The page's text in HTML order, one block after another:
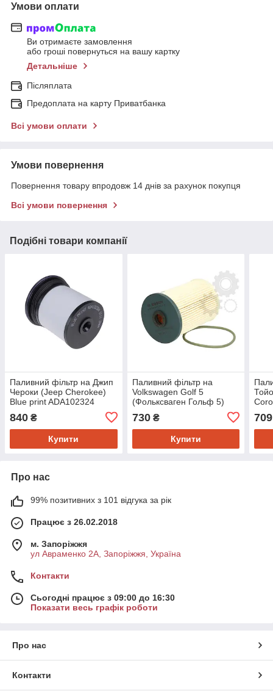
Умови оплати
Ви отримаєте замовлення
або гроші повернуться на вашу картку
Детальніше
Післяплата
Предоплата на карту Приватбанка
Всі умови оплати
Умови повернення
Повернення товару впродовж 14 днів за рахунок покупця
Всі умови повернення
Подібні товари компанії
Паливний фільтр на Джип
Чероки (Jeep Cherokee)
Blue print ADA102324
840 ₴
Купити
Паливний фільтр на
Volkswagen Golf 5
(Фольксваген Гольф 5)
1457070013
730₴
Купити
709
Про нас
99% позитивних з 101 відгука за рік
Працює з 26.02.2018
м. Запоріжжя
ул Авраменко 2А, Запоріжжя, Україна
Контакти
Сьогодні працює з 09:00 до 16:30
Показати весь графік роботи
Про нас
Контакти